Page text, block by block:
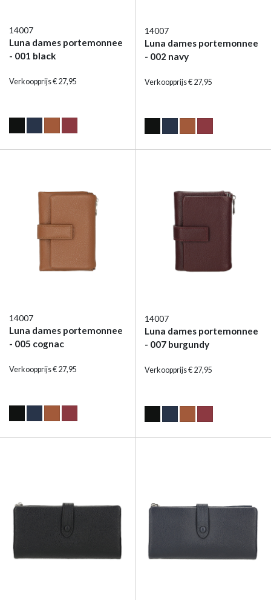
14007
Luna dames portemonnee
- 001 black
Verkoopprijs € 27,95
14007
Luna dames portemonnee
- 002 navy
Verkoopprijs € 27,95
14007
Luna dames portemonnee
- 005 cognac
Verkoopprijs € 27,95
14007
Luna dames portemonnee
- 007 burgundy
Verkoopprijs € 27,95